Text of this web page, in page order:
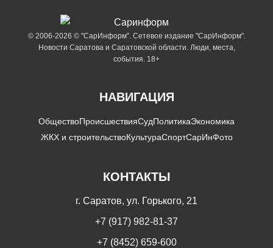
© 2006-2026 © "СарИнформ". Сетевое издание "СарИнформ".
Новости Саратова и Саратовской области. Люди, места,
события. 18+
НАВИГАЦИЯ
ОбществоПроисшествияСудПолитикаЭкономика
ЖКХ и строительствоКультураСпортСарИнФото
КОНТАКТЫ
г. Саратов, ул. Горького, 21
+7 (917) 982-81-37
+7 (8452) 659-600